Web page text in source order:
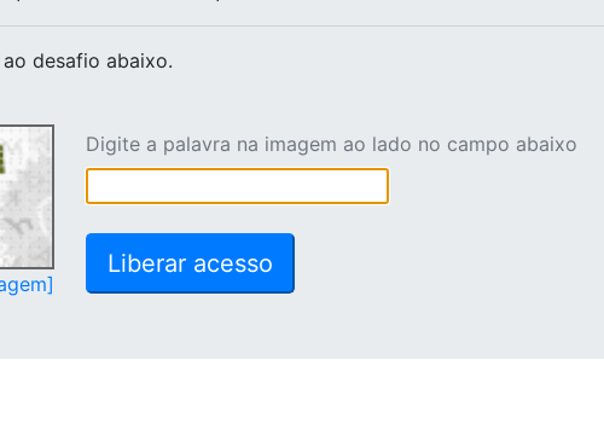
desafio abaixo.
Digite a palavra na imagem ao lado no campo abaixo